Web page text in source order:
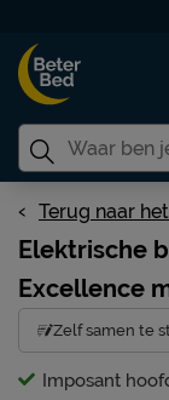
Terug naar
Elektrische
Excellence
Zelf samen te
Imposant